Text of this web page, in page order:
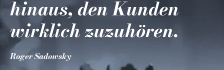
hinaus, den Kunden
wirklich zuzuhören.
Roger Sadowsky